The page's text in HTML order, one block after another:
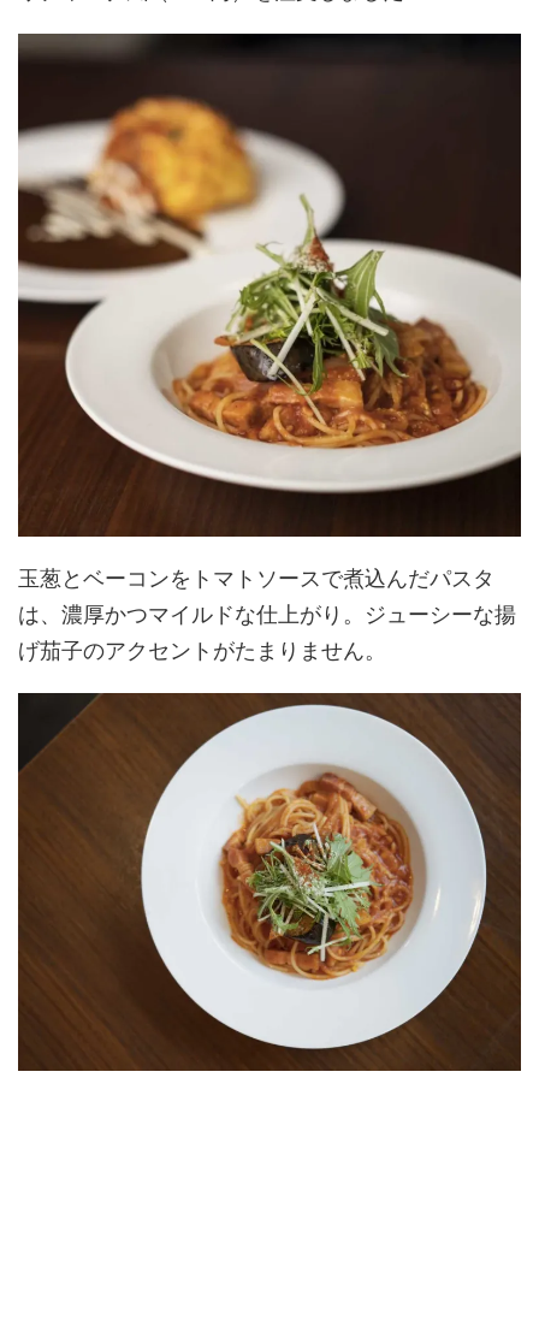
玉葱とベーコンをトマトソースで煮込んだパスタ
は、濃厚かつマイルドな仕上がり。ジューシーな揚
げ茄子のアクセントがたまりません。